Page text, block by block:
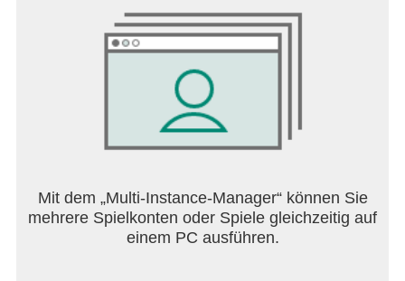
Mit dem „Multi-Instance-Manager“ können Sie
mehrere Spielkonten oder Spiele gleichzeitig auf
einem PC ausführen.